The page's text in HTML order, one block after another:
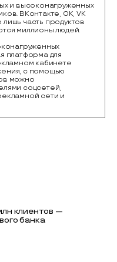
и высоконагруженных
ВКонтакте, ОК, VK
часть продуктов
миллионы людей.
платформа для
кабинете
с помощью
можно
соцсетей,
сети и
клиентов —
банка